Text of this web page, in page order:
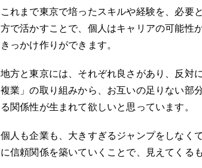
これまで東京で培ったスキルや経験を、必要
方で活かすことで、個人はキャリアの可能性
きっかけ作りができます。
地方と東京には、それぞれ良さがあり、反対
複業」の取り組みから、お互いの足りない部
る関係性が生まれて欲しいと思っています。
個人も企業も、大きすぎるジャンプをしなく
に信頼関係を築いていくことで、見えてくる